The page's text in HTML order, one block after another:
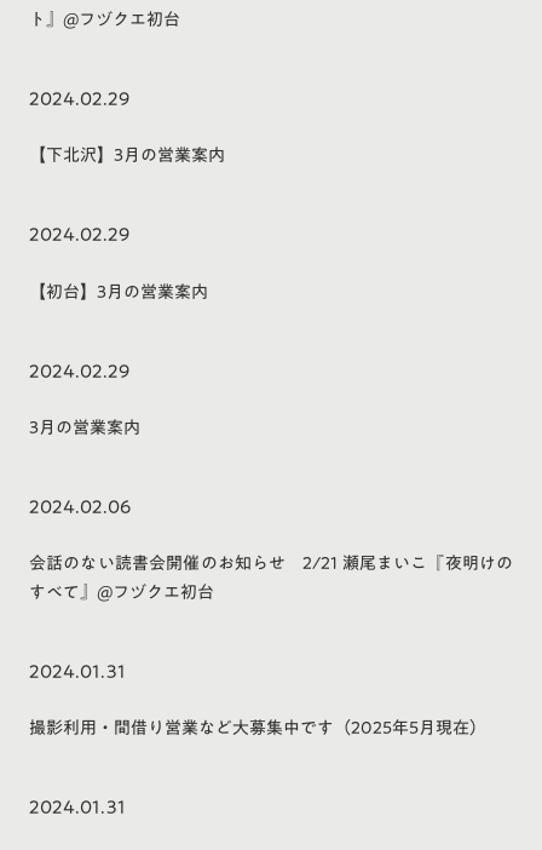
ト』@フヅクエ初台
2024.02.29
【下北沢】3月の営業案内
2024.02.29
【初台】3月の営業案内
2024.02.29
3月の営業案内
2024.02.06
会話のない読書会開催のお知らせ 2/21 瀬尾まいこ『夜明けの
すべて』@フヅクエ初台
2024.01.31
撮影利用・間借り営業など大募集中です（2025年5月現在）
2024.01.31